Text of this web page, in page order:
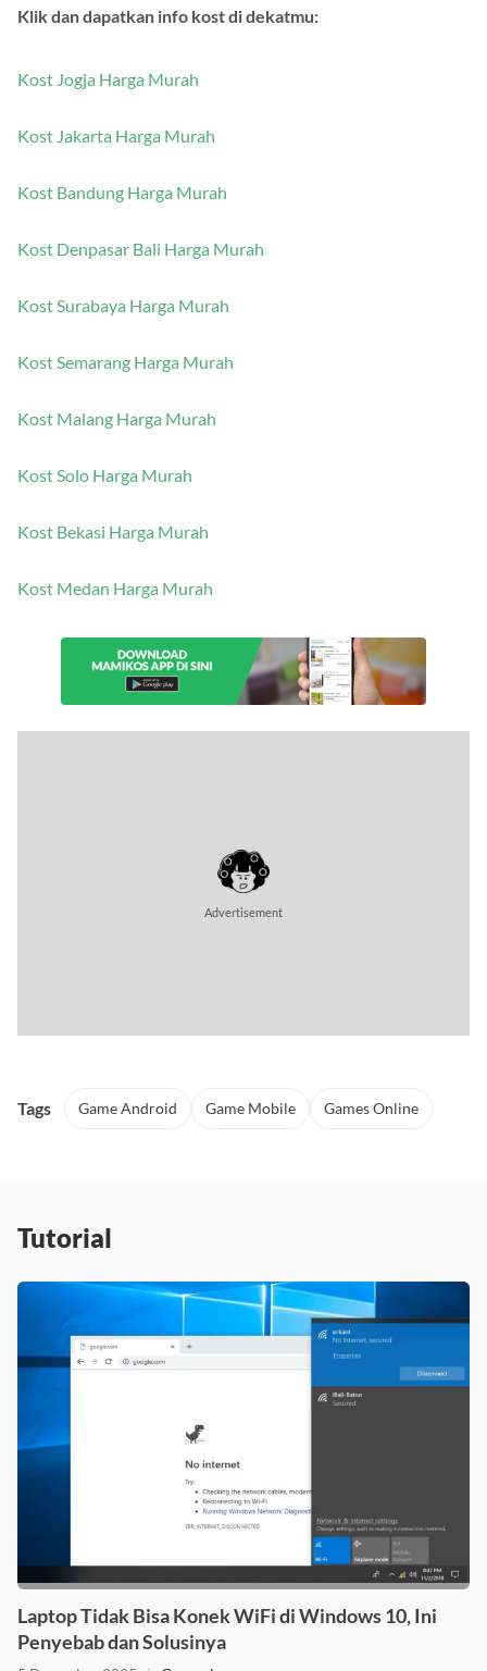
Klik dan dapatkan info kost di dekatmu:
Kost Jogja Harga Murah
Kost Jakarta Harga Murah
Kost Bandung Harga Murah
Kost Denpasar Bali Harga Murah
Kost Surabaya Harga Murah
Kost Semarang Harga Murah
Kost Malang Harga Murah
Kost Solo Harga Murah
Kost Bekasi Harga Murah
Kost Medan Harga Murah
Advertisement
Tags Game Android Game Mobile Games Online
Tutorial
Laptop Tidak Bisa Konek WiFi di Windows 10, Ini
Penyebab dan Solusinya